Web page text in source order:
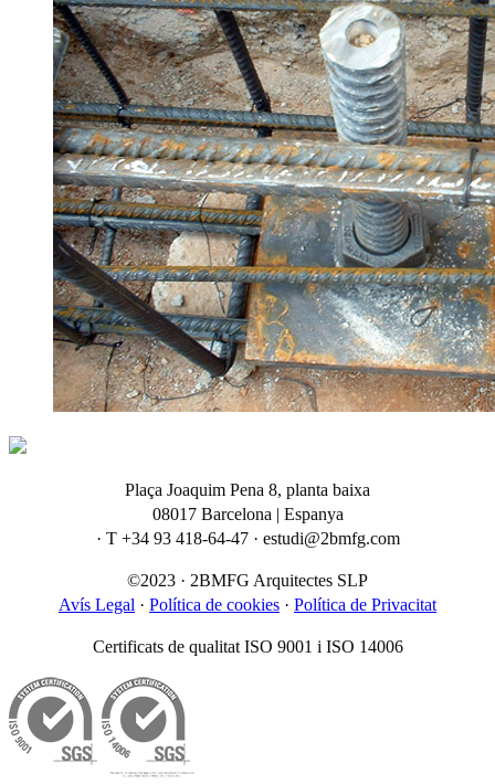
Plaça Joaquim Pena 8, planta baixa
08017 Barcelona | Espanya
· T +34 93 418-64-47 · estudi@2bmfg.com
©2023 · 2BMFG Arquitectes SLP
Avís Legal · Política de cookies · Política de Privacitat
Certificats de qualitat ISO 9001 i ISO 14006